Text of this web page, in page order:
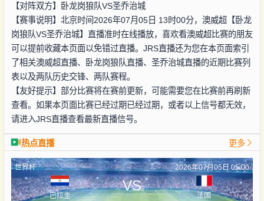
【对阵双方】
卧龙岗狼队VS圣乔治城
【赛事说明】北京时间2026年07月05日 13时00分，澳威超【卧龙
岗狼队VS圣乔治城】直播准时在线播放，喜欢看澳威超比赛的朋友
可以提前收藏本页面以免错过直播。JRS直播还为您在本页面索引
了相关澳威超直播、卧龙岗狼队直播、圣乔治城直播的近期比赛列
表以及两队历史交锋、两队赛程。
【友好提示】部分比赛将在赛前更新，可能需要您在比赛前再刷新
查看。如果本页面比赛已经过期已经过期，或者以上信号都无效，
请进入JRS直播查看最新直播信号。
热点直播 更多
世界杯 2026年07月05日 05:00
巴拉圭
VS
法国